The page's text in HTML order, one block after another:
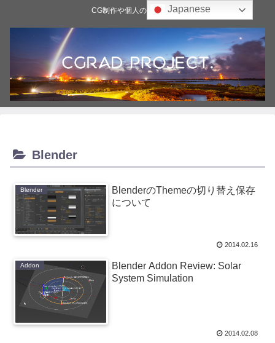
CG制作や個人の雑記ブログ
Blender
Blender
BlenderのThemeの切り替え保存
について
2014.02.16
Addon
Blender Addon Review: Solar
System Simulation
2014.02.08
Japanese